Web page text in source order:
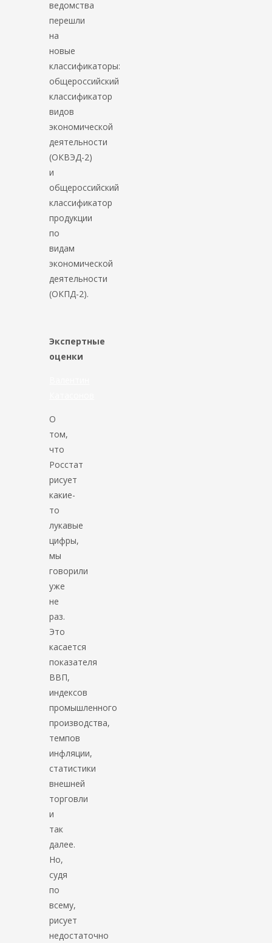
ведомства
перешли
на
новые
классификаторы:
общероссийский
классификатор
видов
экономической
деятельности
(ОКВЭД-2)
и
общероссийский
классификатор
продукции
по
видам
экономической
деятельности
(ОКПД-2).
Экспертные
оценки
О
том,
что
Росстат
рисует
какие-
то
лукавые
цифры,
мы
говорили
уже
не
раз.
Это
касается
показателя
ВВП,
индексов
промышленного
производства,
темпов
инфляции,
статистики
внешней
торговли
и
так
далее.
Но,
судя
по
всему,
рисует
недостаточно